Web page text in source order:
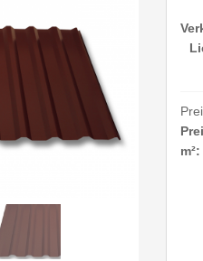
m²: